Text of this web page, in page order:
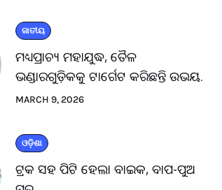
ଜାତୀୟ
ମଧ୍ୟପ୍ରାଚ୍ୟ ମହାଯୁଦ୍ଧ, ତୈଳ
ଭଣ୍ଡାରଗୁଡ଼ିକକୁ ଟାର୍ଗେଟ କରିଛନ୍ତି ଉଭୟ.
MARCH 9, 2026
ଓଡ଼ିଶା
ଟ୍ରକ ସହ ପିଟି ହେଲା ବାଇକ, ବାପ-ପୁଅ